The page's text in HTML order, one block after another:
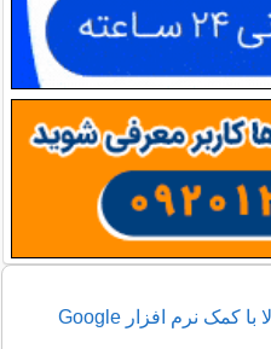
برگزاری جلسات آنلاین با تعداد بالا با کمک نرم افزار Google